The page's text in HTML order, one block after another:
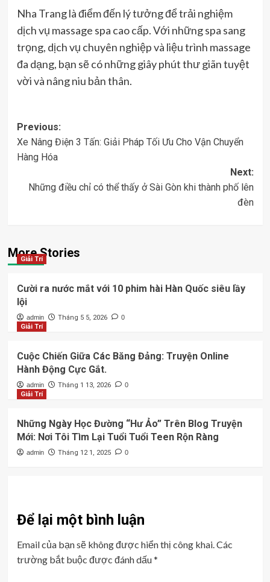
Nha Trang là điểm đến lý tưởng để trải nghiệm
dịch vụ massage spa cao cấp. Với những spa sang
trọng, dịch vụ chuyên nghiệp và liệu trình massage
đa dạng, bạn sẽ có những giây phút thư giãn tuyệt
vời và nâng niu bản thân.
Post
navigation
Previous:
Xe Nâng Điện 3 Tấn: Giải Pháp Tối Ưu Cho Vận Chuyển
Hàng Hóa
Next:
Những điều chỉ có thể thấy ở Sài Gòn khi thành phố lên
đèn
More Stories
Giải Trí
Cười ra nước mắt với 10 phim hài Hàn Quốc siêu lầy
lội
admin Tháng 5 5, 2026 0
Giải Trí
Cuộc Chiến Giữa Các Băng Đảng: Truyện Online
Hành Động Cực Gắt.
admin Tháng 1 13, 2026 0
Giải Trí
Những Ngày Học Đường “Hư Ảo” Trên Blog Truyện
Mới: Nơi Tôi Tìm Lại Tuổi Tuổi Teen Rộn Ràng
admin Tháng 12 1, 2025 0
Để lại một bình luận
Email của bạn sẽ không được hiển thị công khai.Các
trường bắt buộc được đánh dấu*